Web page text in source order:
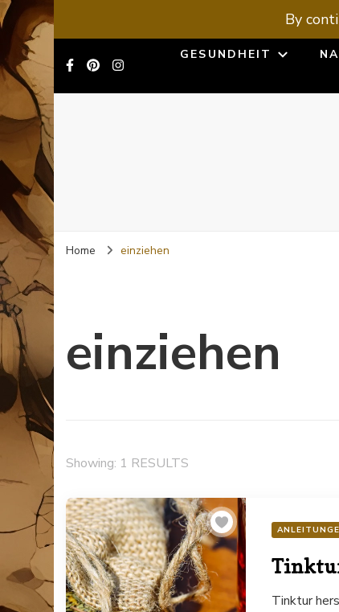
By
GESUNDHEIT
Home einziehen
einziehen
Showing: 1 RESULTS
Tinktur